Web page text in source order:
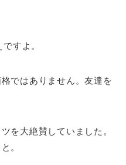
すよ。
ではありません。友達を
を大絶賛していました。
。